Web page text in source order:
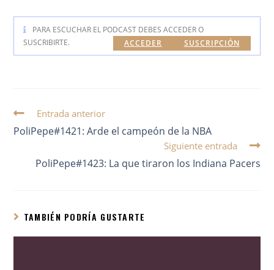
PARA ESCUCHAR EL PODCAST DEBES ACCEDER O
SUSCRIBIRTE.
SUSCRIPCIÓN
ACCEDER
Entrada anterior
PoliPepe#1421: Arde el campeón de la NBA
Siguiente entrada
PoliPepe#1423: La que tiraron los Indiana Pacers
TAMBIÉN PODRÍA GUSTARTE